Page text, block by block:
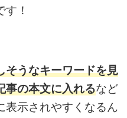
！
そうなキーワードを見
事の本文に入れるなど
表示されやすくなるん